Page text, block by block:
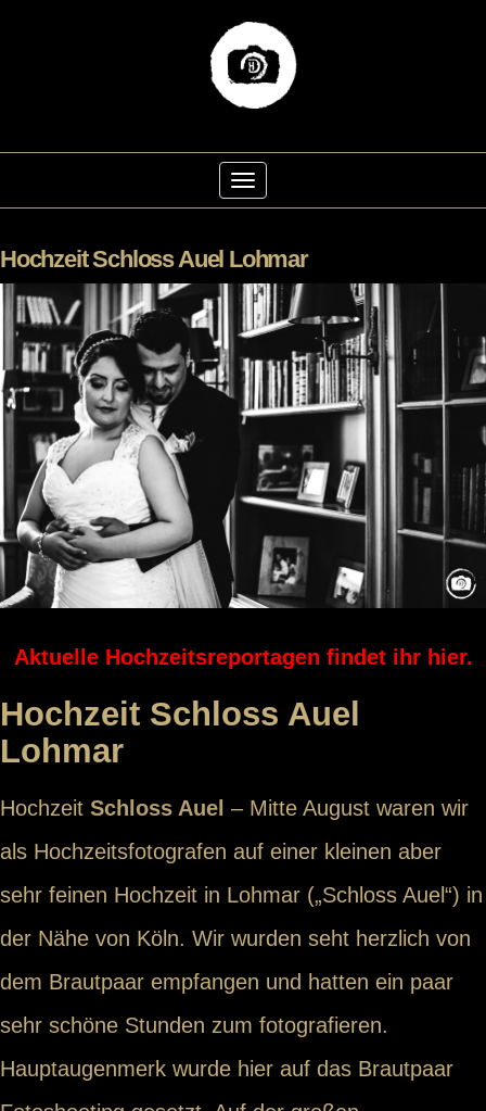
content
Toggle Navigation
Hochzeit Schloss Auel Lohmar
Aktuelle Hochzeitsreportagen findet ihr hier.
Hochzeit Schloss Auel
Lohmar
Hochzeit Schloss Auel – Mitte August waren wir
als Hochzeitsfotografen auf einer kleinen aber
sehr feinen Hochzeit in Lohmar („Schloss Auel“) in
der Nähe von Köln. Wir wurden seht herzlich von
dem Brautpaar empfangen und hatten ein paar
sehr schöne Stunden zum fotografieren.
Hauptaugenmerk wurde hier auf das Brautpaar